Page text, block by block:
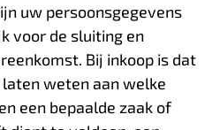
uw persoonsgegevens
voor de sluiting en
Bij inkoop is dat
weten aan welke
een bepaalde zaak of